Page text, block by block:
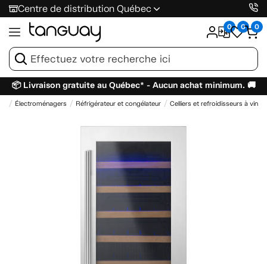
Centre de distribution Québec
0 0 0
📦 Livraison gratuite au Québec* - Aucun achat minimum. 🚚
Électroménagers Réfrigérateur et congélateur Celliers et refroidisseurs à vin